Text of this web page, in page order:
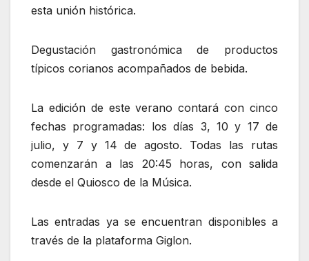
esta unión histórica.
Degustación gastronómica de productos
típicos corianos acompañados de bebida.
La edición de este verano contará con cinco
fechas programadas: los días 3, 10 y 17 de
julio, y 7 y 14 de agosto. Todas las rutas
comenzarán a las 20:45 horas, con salida
desde el Quiosco de la Música.
Las entradas ya se encuentran disponibles a
través de la plataforma Giglon.